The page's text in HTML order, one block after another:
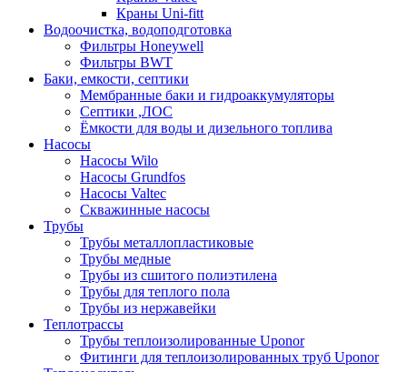
Краны Uni-fitt
Водоочистка, водоподготовка
Фильтры Honeywell
Фильтры BWT
Баки, емкости, септики
Мембранные баки и гидроаккумуляторы
Септики ,ЛОС
Ёмкости для воды и дизельного топлива
Насосы
Насосы Wilo
Насосы Grundfos
Насосы Valtec
Скважинные насосы
Трубы
Трубы металлопластиковые
Трубы медные
Трубы из сшитого полиэтилена
Трубы для теплого пола
Трубы из нержавейки
Теплотрассы
Трубы теплоизолированные Uponor
Фитинги для теплоизолированных труб Uponor